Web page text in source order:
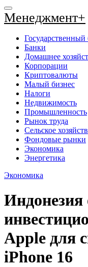
Менеджмент+
Банки
Домашнее
Корпорации
Криптовалюты
Малый бизнес
Налоги
Недвижимость
Промышленность
Рынок труда
Сельское
Фондовые рынки
Экономика
Энергетика
Экономика
Индонезия
Apple для
iPhone 16